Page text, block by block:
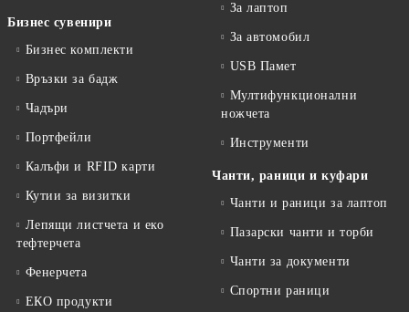
Бизнес сувенири
Бизнес комплекти
Връзки за бадж
Чадъри
Портфейли
Калъфи и RFID карти
Кутии за визитки
Лепящи листчета и еко
тефтeрчета
Фенерчета
ЕКО продукти
За лаптоп
За автомобил
USB Памет
Мултифункционални
ножчета
Инструменти
Чанти, раници и куфари
Чанти и раници за лаптоп
Пазарски чанти и торби
Чанти за документи
Спортни раници